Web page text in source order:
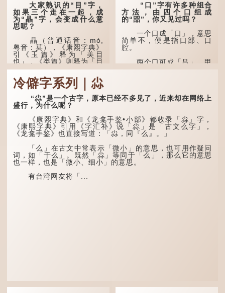
大家熟识的“目”字，
如果三个走在一起，成
为“瞐”字，会变成什么意
思呢？
瞐（普通话音：mò,
粤音：莫），《康熙字典》
引《玉篇》释为「美目
也」，《类篇》则释为「目
深也」，即美丽的眼睛、目
光深邃的意思。
多年前，苹果手机推出
iPhone12时，曾宣传它的
镜头有专业的计算摄影功
能，便用上「瞐」这个字，
表达iPhone12有由8位提
升至10位HDR视频拍摄功
能，能自动进...
“口”字有许多种组合
方法，由四个口组成
的“㗊”，你又见过吗？
一个口成「口」，意思
简单不，便是指口部、口
腔。
两个口可成「吕」，甲
骨文字形，象脊骨形，本义
写成「吅」（音：喧），古
同「喧」，大声呼叫的意
三个口为「品」，这个
字用法最为普遍。始见于商
代甲骨文，古字形从三口，
表示众多...
冷僻字系列｜尛
“尛”是一个古字，原本已经不多见了，近来却在网络上
盛行，为什么呢？
《康熙字典》和《龙龛手鉴•小部》都收录「尛」字，
《康熙字典》引用《字汇补》说「尛」是「古文么字」，
《龙龛手鉴》也直接写道：「尛，同『么』。」
「么」在古文中常表示「微小」的意思，也可用作疑问
词，如「干么」。既然「尛」等同于「么」，那么它的意思
也一样，也是「微小、细小」的意思。
有台湾网友将「...